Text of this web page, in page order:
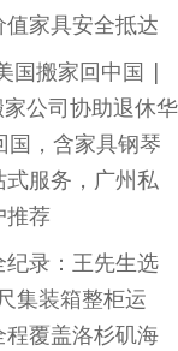
家具安全抵达
国搬家回中国 |
公司协助退休华
国，含家具钢琴
服务，广州私
推荐
录：王先生选
集装箱整柜运
覆盖洛杉矶海